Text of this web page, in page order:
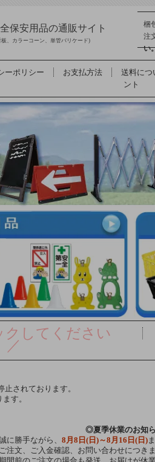
保安用品の通販サイト
、カラーコーン、単管バリケード)
梱
注
い
ーポリシー お支払方法 送料につ
ント
クしてください
／
されております。
す。
◎夏季休業のお知
に勝手ながら、 8月8日(日)～8月16日(日)
注文、ご入金確認、お問い合わせにつき